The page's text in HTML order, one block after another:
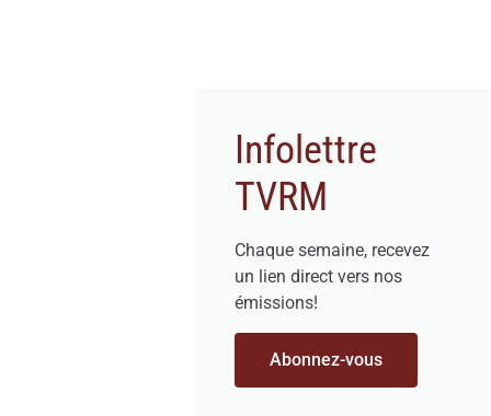
Infolettre
TVRM
Chaque semaine, recevez
un lien direct vers nos
émissions!
Abonnez-vous